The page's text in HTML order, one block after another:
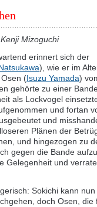
Mizoguchi
erinnert sich der
), wie er im
( Isuzu Yamada)
gehörte zu einer
als Lockvogel
und fortan
und
Plänen der
und hingezogen zu
gegen die Bande
Gelegenheit und
Sokichi kann nun
doch Osen, die